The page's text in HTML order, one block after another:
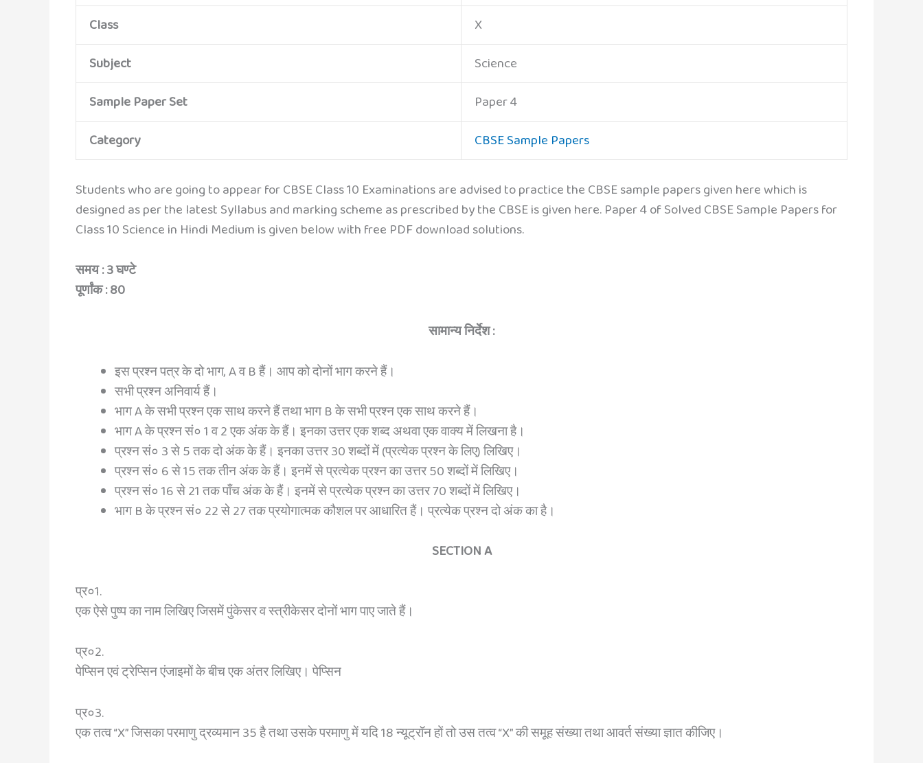
Class
X
Subject
Science
Sample Paper Set
Paper 4
Category
CBSE Sample Papers
Students who are going to appear for CBSE Class 10 Examinations are advised to practice the CBSE sample papers given here which is
designed as per the latest Syllabus and marking scheme as prescribed by the CBSE is given here. Paper 4 of Solved CBSE Sample Papers for
Class 10 Science in Hindi Medium is given below with free PDF download solutions.
समय : 3 घण्टे
पूर्णांक : 80
सामान्य निर्देश :
इस प्रश्न पत्र के दो भाग, A व B हैं। आप को दोनों भाग करने हैं।
सभी प्रश्न अनिवार्य हैं।
भाग A के सभी प्रश्न एक साथ करने हैं तथा भाग B के सभी प्रश्न एक साथ करने हैं।
भाग A के प्रश्न सं० 1 व 2 एक अंक के हैं। इनका उत्तर एक शब्द अथवा एक वाक्य में लिखना है।
प्रश्न सं० 3 से 5 तक दो अंक के हैं। इनका उत्तर 30 शब्दों में (प्रत्येक प्रश्न के लिए) लिखिए।
प्रश्न सं० 6 से 15 तक तीन अंक के हैं। इनमें से प्रत्येक प्रश्न का उत्तर 50 शब्दों में लिखिए।
प्रश्न सं० 16 से 21 तक पाँच अंक के हैं। इनमें से प्रत्येक प्रश्न का उत्तर 70 शब्दों में लिखिए।
भाग B के प्रश्न सं० 22 से 27 तक प्रयोगात्मक कौशल पर आधारित हैं। प्रत्येक प्रश्न दो अंक का है।
SECTION A
प्र०1.
एक ऐसे पुष्प का नाम लिखिए जिसमें पुंकेसर व स्त्रीकेसर दोनों भाग पाए जाते हैं।
प्र०2.
पेप्सिन एवं ट्रेप्सिन एंजाइमों के बीच एक अंतर लिखिए। पेप्सिन
प्र०3.
एक तत्व “X” जिसका परमाणु द्रव्यमान 35 है तथा उसके परमाणु में यदि 18 न्यूट्रॉन हों तो उस तत्व “X” की समूह संख्या तथा आवर्त संख्या ज्ञात कीजिए।